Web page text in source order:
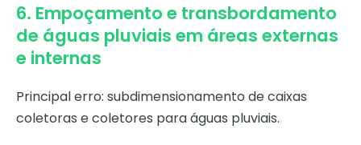
6. Empoçamento e transbordamento
de águas pluviais em áreas externas
e internas
Principal erro: subdimensionamento de caixas
coletoras e coletores para águas pluviais.